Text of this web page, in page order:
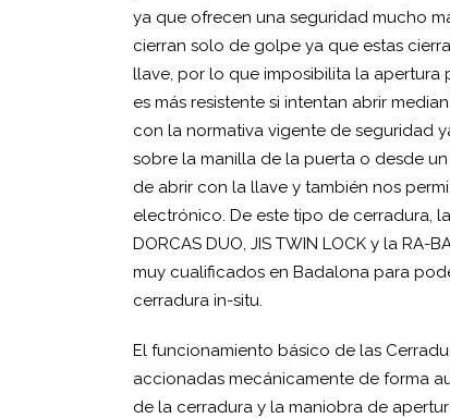
ya que ofrecen una seguridad mucho
cierran solo de golpe ya que estas
llave, por lo que imposibilita la
es más resistente si intentan abrir
con la normativa vigente de seguridad
sobre la manilla de la puerta o desde
de abrir con la llave y también nos
electrónico. De este tipo de cerradura,
DORCAS DUO, JIS TWIN LOCK y la RA-
muy cualificados en Badalona para
cerradura in-situ.
El funcionamiento básico de las
accionadas mecánicamente de forma
de la cerradura y la maniobra de